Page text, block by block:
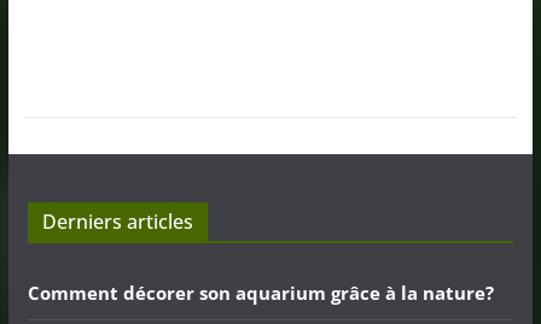
Derniers articles
Comment décorer son aquarium grâce à la nature?